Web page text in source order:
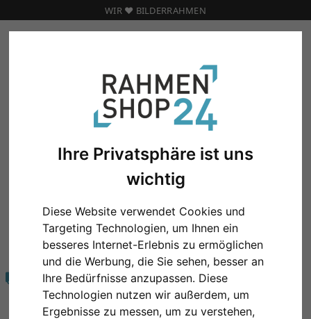
Ihre Privatsphäre ist uns
wichtig
Diese Website verwendet Cookies und
Targeting Technologien, um Ihnen ein
besseres Internet-Erlebnis zu ermöglichen
und die Werbung, die Sie sehen, besser an
Ihre Bedürfnisse anzupassen. Diese
Technologien nutzen wir außerdem, um
Ergebnisse zu messen, um zu verstehen,
WIR ❤️ BILDERRAHMEN
Update Displays Tischaufsteller
TISCHAUFSTELLER
KOMPETENZ
20 Jahre zufriedene Kunden
VERSAND
Immer 8,90 € Versand
egal wie viel oder groß!